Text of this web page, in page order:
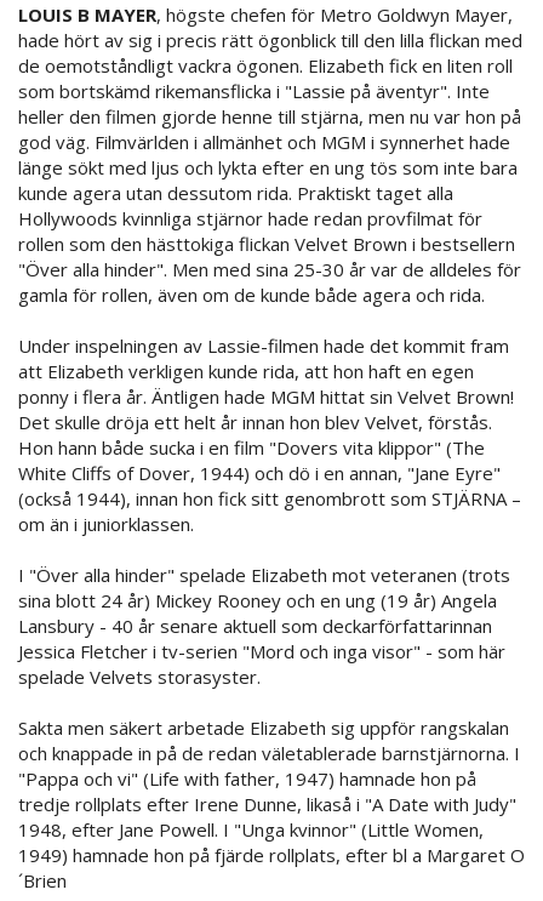
LOUIS B MAYER, högste chefen för Metro Goldwyn Mayer,
hade hört av sig i precis rätt ögonblick till den lilla flickan med
de oemotståndligt vackra ögonen. Elizabeth fick en liten roll
som bortskämd rikemansflicka i "Lassie på äventyr". Inte
heller den filmen gjorde henne till stjärna, men nu var hon på
god väg. Filmvärlden i allmänhet och MGM i synnerhet hade
länge sökt med ljus och lykta efter en ung tös som inte bara
kunde agera utan dessutom rida. Praktiskt taget alla
Hollywoods kvinnliga stjärnor hade redan provfilmat för
rollen som den hästtokiga flickan Velvet Brown i bestsellern
"Över alla hinder". Men med sina 25-30 år var de alldeles för
gamla för rollen, även om de kunde både agera och rida.
Under inspelningen av Lassie-filmen hade det kommit fram
att Elizabeth verkligen kunde rida, att hon haft en egen
ponny i flera år. Äntligen hade MGM hittat sin Velvet Brown!
Det skulle dröja ett helt år innan hon blev Velvet, förstås.
Hon hann både sucka i en film "Dovers vita klippor" (The
White Cliffs of Dover, 1944) och dö i en annan, "Jane Eyre"
(också 1944), innan hon fick sitt genombrott som STJÄRNA –
om än i juniorklassen.
I "Över alla hinder" spelade Elizabeth mot veteranen (trots
sina blott 24 år) Mickey Rooney och en ung (19 år) Angela
Lansbury - 40 år senare aktuell som deckarförfattarinnan
Jessica Fletcher i tv-serien "Mord och inga visor" - som här
spelade Velvets storasyster.
Sakta men säkert arbetade Elizabeth sig uppför rangskalan
och knappade in på de redan väletablerade barnstjärnorna. I
"Pappa och vi" (Life with father, 1947) hamnade hon på
tredje rollplats efter Irene Dunne, likaså i "A Date with Judy"
1948, efter Jane Powell. I "Unga kvinnor" (Little Women,
1949) hamnade hon på fjärde rollplats, efter bl a Margaret O
´Brien